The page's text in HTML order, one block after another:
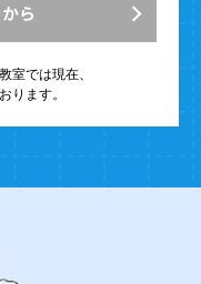
ら
室では現在、
ります。